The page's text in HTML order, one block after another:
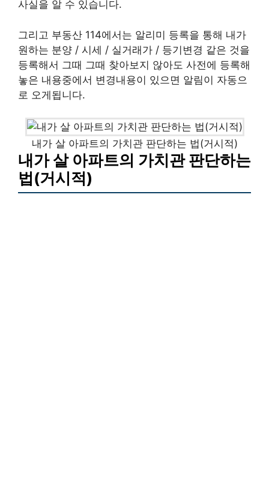
사실을 알 수 있습니다.
그리고 부동산 114에서는 알리미 등록을 통해 내가
원하는 분양 / 시세 / 실거래가 / 등기변경 같은 것을
등록해서 그때 그때 찾아보지 않아도 사전에 등록해
놓은 내용중에서 변경내용이 있으면 알림이 자동으
로 오게됩니다.
내가 살 아파트의 가치관 판단하는 법(거시적)
내가 살 아파트의 가치관 판단하는
법(거시적)